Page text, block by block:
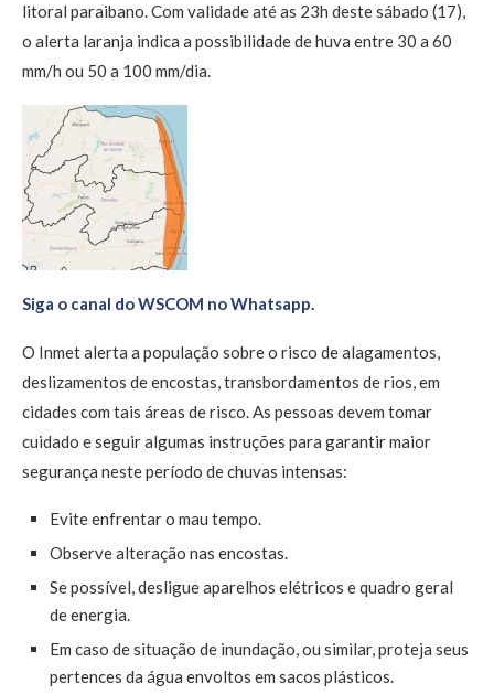
litoral paraibano. Com validade até as 23h deste sábado (17),
o alerta laranja indica a possibilidade de huva entre 30 a 60
mm/h ou 50 a 100 mm/dia.
Siga o canal do WSCOM no Whatsapp.
O Inmet alerta a população sobre o risco de alagamentos,
deslizamentos de encostas, transbordamentos de rios, em
cidades com tais áreas de risco. As pessoas devem tomar
cuidado e seguir algumas instruções para garantir maior
segurança neste período de chuvas intensas:
Evite enfrentar o mau tempo.
Observe alteração nas encostas.
Se possível, desligue aparelhos elétricos e quadro geral
de energia.
Em caso de situação de inundação, ou similar, proteja seus
pertences da água envoltos em sacos plásticos.